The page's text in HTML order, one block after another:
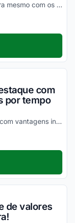
Não fique de fora dessa e aproveite agora mesmo com os melhores descontos!
com
por tempo
Usufrua dos seus descontos e aproveite com vantagens incríveis agora mesmo!
de valores